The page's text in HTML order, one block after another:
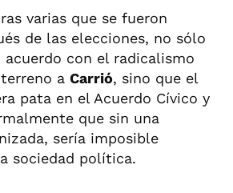
varias que se fueron
de las elecciones, no sólo
acuerdo con el radicalismo
a Carrió, sino que el
pata en el Acuerdo Cívico y
que sin una
sería imposible
sociedad política.